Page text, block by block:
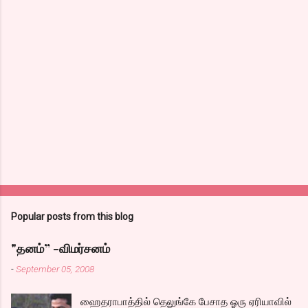
Popular posts from this blog
"தனம்” -விமர்சனம்
-September 05, 2008
ஹைதராபாத்தில் தெலுங்கே பேசாத ஓரு ஏரியாவில்